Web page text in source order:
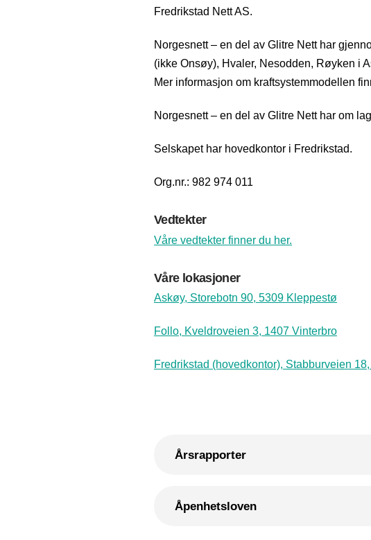
Fredrikstad Nett AS.
Norgesnett – en del av Glitre Nett har
(ikke Onsøy), Hvaler, Nesodden, Røyken i
Mer informasjon om kraftsystemmodellen
Norgesnett – en del av Glitre Nett har om
Selskapet har hovedkontor i Fredrikstad.
Org.nr.: 982 974 011
Vedtekter
Våre vedtekter finner du her.
Våre lokasjoner
Askøy, Storebotn 90, 5309 Kleppestø
Follo, Kveldroveien 3, 1407 Vinterbro
Fredrikstad (hovedkontor), Stabburveien
Årsrapporter
Åpenhetsloven